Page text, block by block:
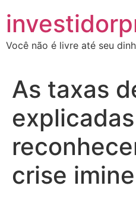
Você não é livre até seu
As taxas
crise